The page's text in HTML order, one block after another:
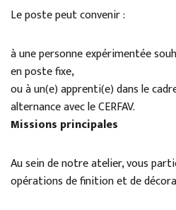
Le poste peut convenir :
à une personne expérimentée
en poste fixe,
ou à un(e) apprenti(e) dans le
alternance avec le CERFAV.
Missions principales
Au sein de notre atelier, vous
opérations de finition et de